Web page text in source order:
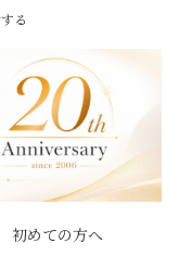
る
初めての方へ